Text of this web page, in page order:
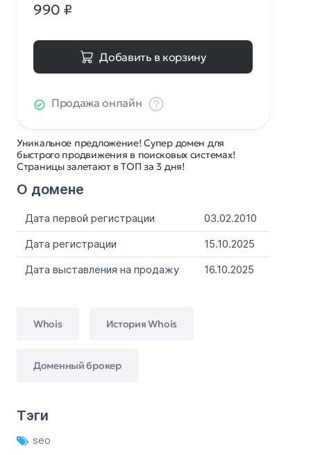
Уникальное предложение! Супер домен для
быстрого продвижения в поисковых системах!
Страницы залетают в ТОП за 3 дня!
О домене
Дата первой регистрации
03.02.2010
Дата регистрации
15.10.2025
Дата выставления на продажу
16.10.2025
Whois История Whois
Доменный брокер
Тэги
seo
990 ₽
Добавить в корзину
Продажа онлайн